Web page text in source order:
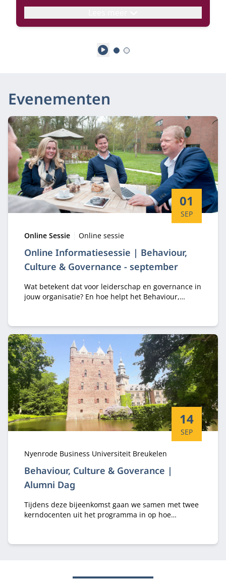
Play
Evenementen
Online Informatiesessie | Behaviour,
Culture & Governance - september
Startdatum:
01
SEP
Type:
Online Sessie Locatie:
Online sessie
Wat betekent dat voor leiderschap en governance in
jouw organisatie? En hoe helpt het Behaviour,
Behaviour, Culture & Goverance |
Alumni Dag
Startdatum:
14
SEP
Locatie:
Nyenrode Business Universiteit Breukelen
Tijdens deze bijeenkomst gaan we samen met twee
kerndocenten uit het programma in op hoe
Behaviour Culture & Governance.